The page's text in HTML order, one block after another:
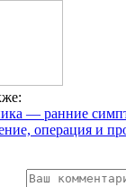
— ранние
операция и